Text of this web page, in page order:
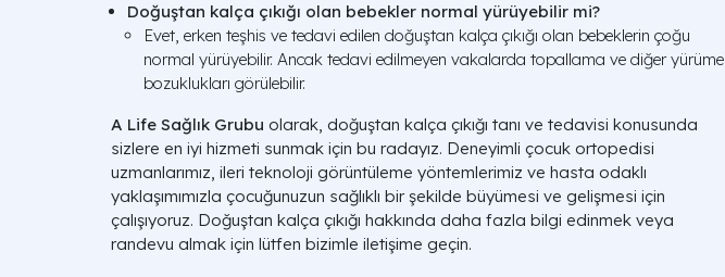
Doğuştan kalça çıkığı olan bebekler normal yürüyebilir mi?
Evet, erken teşhis ve tedavi edilen doğuştan kalça çıkığı olan bebeklerin çoğu
normal yürüyebilir. Ancak tedavi edilmeyen vakalarda topallama ve diğer yürüme
bozuklukları görülebilir.
A Life Sağlık Grubu olarak, doğuştan kalça çıkığı tanı ve tedavisi konusunda
sizlere en iyi hizmeti sunmak için bu radayız. Deneyimli çocuk ortopedisi
uzmanlarımız, ileri teknoloji görüntüleme yöntemlerimiz ve hasta odaklı
yaklaşımımızla çocuğunuzun sağlıklı bir şekilde büyümesi ve gelişmesi için
çalışıyoruz. Doğuştan kalça çıkığı hakkında daha fazla bilgi edinmek veya
randevu almak için lütfen bizimle iletişime geçin.